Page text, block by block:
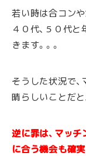
若い時は合コンや
４０代、５０代
きます。。。
そうした状況で
晴らしいことだと
逆に罪は、マッ
に合う機会も確